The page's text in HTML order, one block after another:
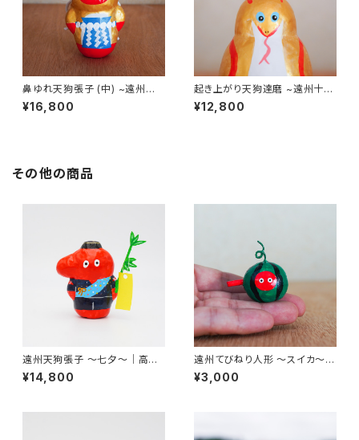
鼻ゆれ天狗張子 (中) ~遠州十
二支の巳「浜名湖の金蛇」~｜高
さ約15cm
¥16,800
起き上がり天狗達磨 ~遠州十二
支の巳「浜名湖の金蛇」~｜高さ
約13cm
¥12,800
その他の商品
遠州天狗張子 〜七夕〜｜高さ
約11cm
¥14,800
遠州てびねり人形 〜スイカ〜
｜高さ約4cm
¥3,000